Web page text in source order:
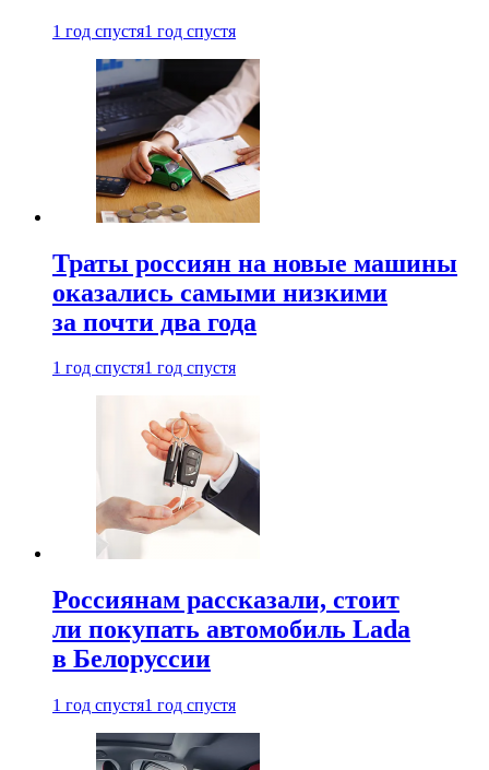
1 год спустя1 год спустя
Траты россиян на новые машины
оказались самыми низкими
за почти два года
1 год спустя1 год спустя
Россиянам рассказали, стоит
ли покупать автомобиль Lada
в Белоруссии
1 год спустя1 год спустя